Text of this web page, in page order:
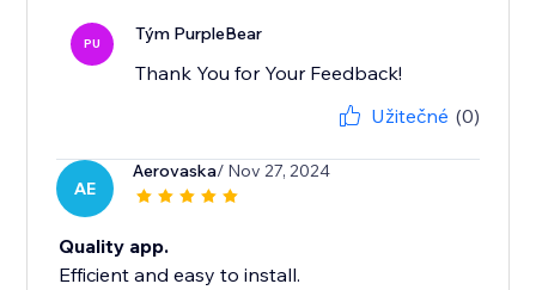
PU Tým PurpleBear
Thank You for Your Feedback!
Užitečné (0)
AE
Aerovaska/ Nov 27, 2024
Quality app.
Efficient and easy to install.